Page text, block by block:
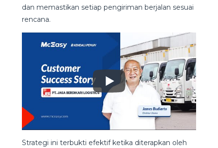
dan memastikan setiap pengiriman berjalan sesuai
rencana.
Strategi ini terbukti efektif ketika diterapkan oleh